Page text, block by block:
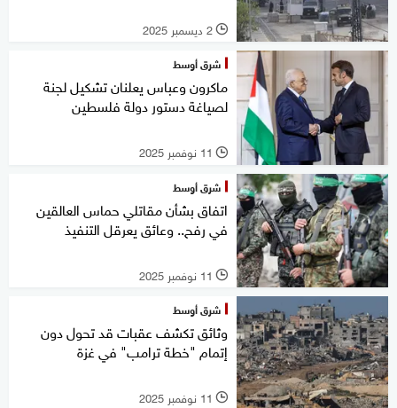
l 2 ديسمبر 2025
شرق أوسط
ماكرون وعباس يعلنان تشكيل لجنة
لصياغة دستور دولة فلسطين
l 11 نوفمبر 2025
شرق أوسط
اتفاق بشأن مقاتلي حماس العالقين
في رفح.. وعائق يعرقل التنفيذ
l 11 نوفمبر 2025
شرق أوسط
وثائق تكشف عقبات قد تحول دون
إتمام "خطة ترامب" في غزة
l 11 نوفمبر 2025